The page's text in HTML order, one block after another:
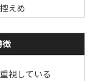
えめ
徴
視している